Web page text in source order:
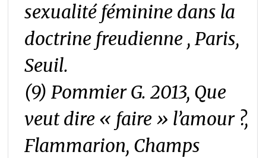
sexualité féminine dans la
doctrine freudienne , Paris,
Seuil.
(9) Pommier G. 2013, Que
veut dire « faire » l’amour?,
Flammarion, Champs